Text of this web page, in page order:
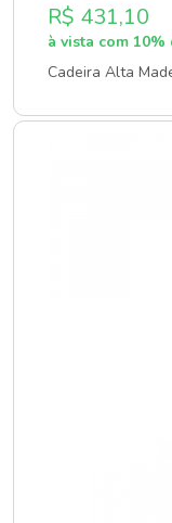
R$ 431,10
à vista com
Cadeira Alta